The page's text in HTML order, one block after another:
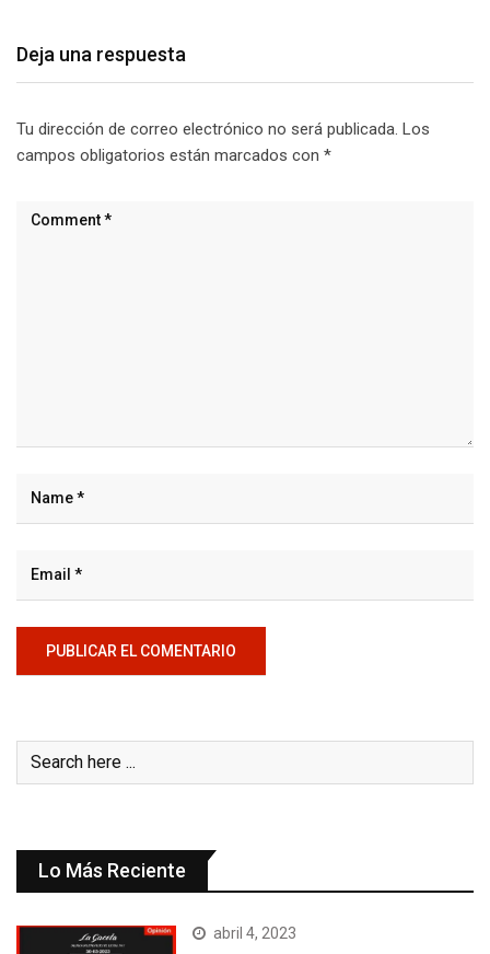
Deja una respuesta
Tu dirección de correo electrónico no será publicada. Los
campos obligatorios están marcados con *
Lo Más Reciente
abril 4, 2023